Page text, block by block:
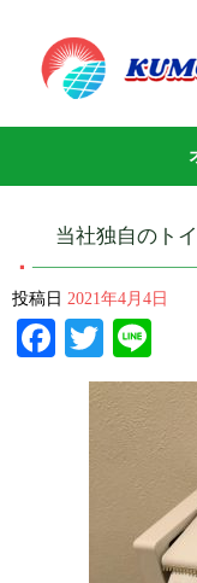
当社独自のト
投稿日 2021年4月4日
Facebook
Twitter